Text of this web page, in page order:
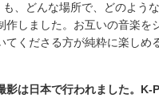
、どんな場所で、どのよう
作しました。お互いの音楽を
てくださる方が純粋に楽しめ
は日本で行われました。K-